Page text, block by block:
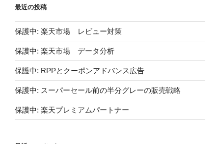
最近の投稿
保護中: 楽天市場 レビュー対策
保護中: 楽天市場 データ分析
保護中: RPPとクーポンアドバンス広告
保護中: スーパーセール前の半分グレーの販売戦略
保護中: 楽天プレミアムパートナー